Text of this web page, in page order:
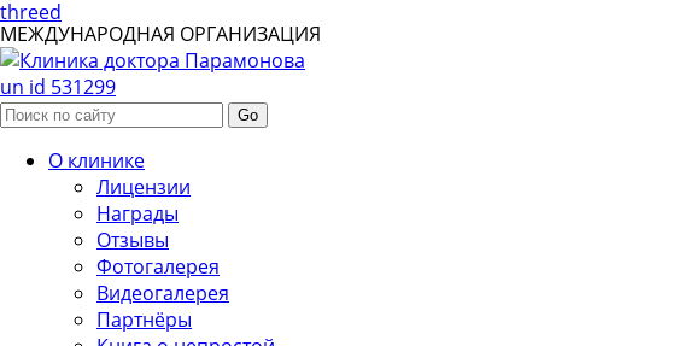
МЕЖДУНАРОДНАЯ ОРГАНИЗАЦИЯ
un id 531299
О клинике
Лицензии
Награды
Отзывы
Фотогалерея
Видеогалерея
Партнёры